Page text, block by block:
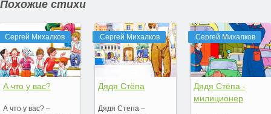
Похожие стихи
Сергей Михалков
А что у вас?
А что у вас? –
Сергей Михалков
Дядя Стёпа
Дядя Степа –
Сергей Михалков
Дядя Стёпа -
милиционер